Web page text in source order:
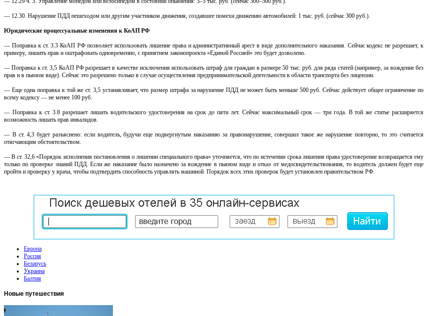
— 12.30. Нарушение ПДД пешеходом или другим участником движения, создавшее помехи движению автомобилей: 1 тыс. руб. (сейчас 300 руб.).
Юридические процессуальные изменения к КоАП РФ
— Поправка к ст. 3.3 КоАП РФ позволяет использовать лишение права и административный арест в виде дополнительного наказания. Сейчас кодекс не разрешает, к
примеру, лишить прав и оштрафовать одновременно, с принятием законопроекта «Единой Россией» это будет дозволено.
— Поправка к ст. 3,5 КоАП РФ разрешает в качестве исключения использовать штраф для граждан в размере 50 тыс. руб. для ряда статей (например, за вождение без
прав и в пьяном виде). Сейчас это разрешено только в случае осуществления предпринимательской деятельности в области транспорта без лицензии.
— Еще одна поправка к той же ст. 3,5 устанавливает, что размер штрафа за нарушение ПДД не может быть меньше 500 руб. Сейчас действует общее ограничение по
всему кодексу — не менее 100 руб.
— Поправка к ст. 3.8 разрешает лишать водительского удостоверения на срок до пяти лет. Сейчас максимальный срок — три года. В той же статье расширяется
возможность лишать прав инвалидов.
— В ст. 4,3 будет разъяснено: если водитель, будучи еще подвергнутым наказанию за правонарушение, совершил такое же нарушение повторно, то это считается
отягчающим обстоятельством.
— В ст. 32,6 «Порядок исполнения постановления о лишении специального права» уточняется, что по истечении срока лишения права удостоверение возвращается ему
только по проверке знаний ПДД. Если же наказание было назначено за вождение в пьяном виде и отказ от медосвидетельствования, то водитель должен будет еще
пройти и проверку у врача, чтобы подтвердить способность управлять машиной. Порядок всех этих проверок будет установлен правительством РФ.
Европа
Россия
Беларусь
Украина
Балтия
Новые путешествия